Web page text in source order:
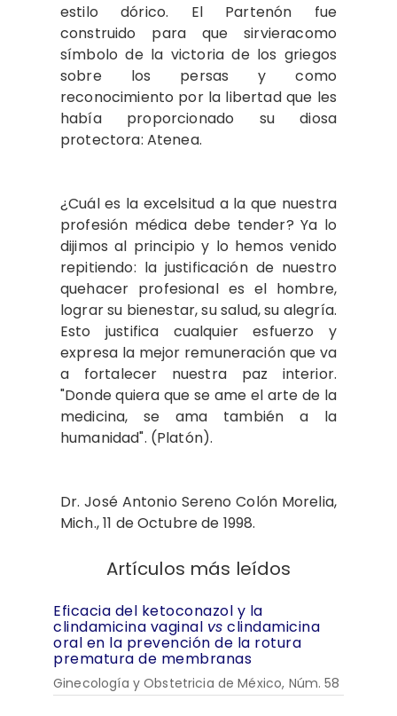
estilo dórico. El Partenón fue
construido para que sirvieracomo
símbolo de la victoria de los griegos
sobre los persas y como
reconocimiento por la libertad que les
había proporcionado su diosa
protectora: Atenea.
¿Cuál es la excelsitud a la que nuestra
profesión médica debe tender? Ya lo
dijimos al principio y lo hemos venido
repitiendo: la justificación de nuestro
quehacer profesional es el hombre,
lograr su bienestar, su salud, su alegría.
Esto justifica cualquier esfuerzo y
expresa la mejor remuneración que va
a fortalecer nuestra paz interior.
"Donde quiera que se ame el arte de la
medicina, se ama también a la
humanidad". (Platón).
Dr. José Antonio Sereno Colón Morelia,
Mich., 11 de Octubre de 1998.
Artículos más leídos
Eficacia del ketoconazol y la
clindamicina vaginal vs clindamicina
oral en la prevención de la rotura
prematura de membranas
Ginecología y Obstetricia de México, Núm. 58